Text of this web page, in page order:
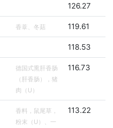
126.27
香蔁、冬菇 119.61
118.53
德国式熏肝香肠
（肝香肠），猪
肉（U）
116.73
香料，鼠尾草，
粉末（U）、一
113.22